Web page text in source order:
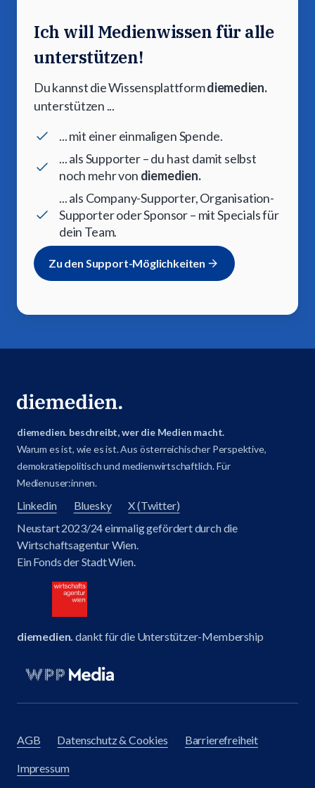
Ich will Medienwissen für alle
unterstützen!
Du kannst die Wissensplattformdiemedien.
unterstützen ...
... mit einer einmaligen Spende.
... als Supporter – du hast damit selbst
noch mehr von diemedien.
... als Company-Supporter, Organisation-
Supporter oder Sponsor – mit Specials für
dein Team.
Zu den Support-Möglichkeiten
diemedien. beschreibt, wer die Medien macht.
Warum es ist, wie es ist. Aus österreichischer Perspektive,
demokratiepolitisch und medienwirtschaftlich. Für
Medienuser:innen.
Linkedin Bluesky
X (Twitter)
Neustart 2023/24 einmalig gefördert durch die
Wirtschaftsagentur Wien.
Ein Fonds der Stadt Wien.
diemedien. dankt für die Unterstützer-Membership
AGB Datenschutz & Cookies Barrierefreiheit
Impressum